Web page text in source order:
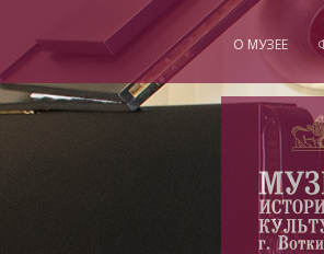
О МУЗЕЕ